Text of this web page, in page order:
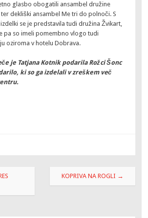
glasbo obogatili ansambel družine
ter dekliški ansambel Me tri do polnoči. S
se je predstavila tudi družina Žvikart,
pa so imeli pomembno vlogo tudi
oziroma v hotelu Dobrava.
je Tatjana Kotnik podarila Rožci Šonc
ki so ga izdelali v zreškem več
KOPRIVA NA ROGLI →